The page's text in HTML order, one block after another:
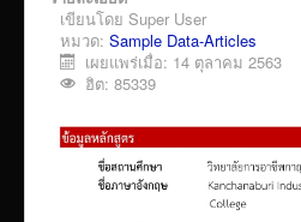
ID-PLAN
พัสดุ/จัดซื่อจัดจ้าง
Link รวมระบบรายงานข้อมูลต่าง ๆ
ติดต่อวิทยาลัย
เขียนโดย Super User
หมวด: Sample Data-Articles
เผยแพร่เมื่อ: 14 ตุลาคม 2563
ฮิต: 85339